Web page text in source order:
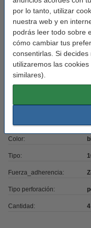
por lo tanto, utilizar
nuestra web y en
podrás leer todo sobre
cómo cambiar tus
consentirlas. Si
utilizaremos las
similares).
Características
Tipo de impresora:
Marca:
Medidas:
Color:
Tipo:
Fuerza_adherencia:
Tipo perforación:
Cantidad: